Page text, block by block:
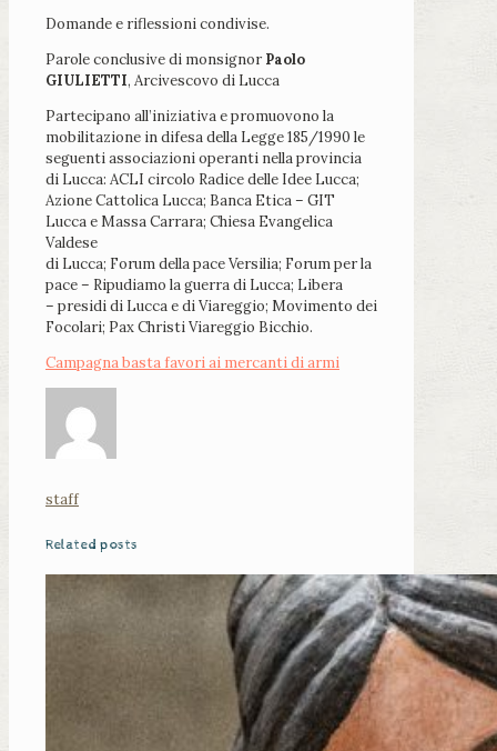
Domande e riflessioni condivise.
Parole conclusive di monsignor Paolo
GIULIETTI, Arcivescovo di Lucca
Partecipano all’iniziativa e promuovono la
mobilitazione in difesa della Legge 185/1990 le
seguenti associazioni operanti nella provincia
di Lucca: ACLI circolo Radice delle Idee Lucca;
Azione Cattolica Lucca; Banca Etica – GIT
Lucca e Massa Carrara; Chiesa Evangelica
Valdese
di Lucca; Forum della pace Versilia; Forum per la
pace – Ripudiamo la guerra di Lucca; Libera
– presidi di Lucca e di Viareggio; Movimento dei
Focolari; Pax Christi Viareggio Bicchio.
Campagna basta favori ai mercanti di armi
staff
Related posts